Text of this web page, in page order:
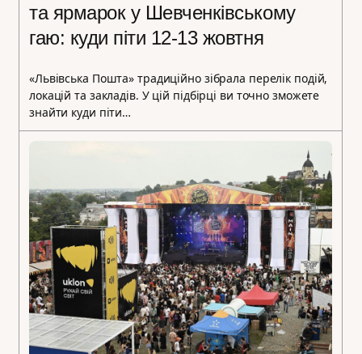
та ярмарок у Шевченківському
гаю: куди піти 12-13 жовтня
«Львівська Пошта» традиційно зібрала перелік подій,
локацій та закладів. У цій підбірці ви точно зможете
знайти куди піти…